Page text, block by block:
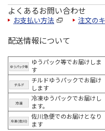
よくあるお問い合わせ
お支払い方法 注文の
配送情報について
ゆうパック等でお届けしま
す
チルドゆうパックでお届け
します
冷凍ゆうパックでお届けし
ます。
佐川急便でのお届けとなり
ます